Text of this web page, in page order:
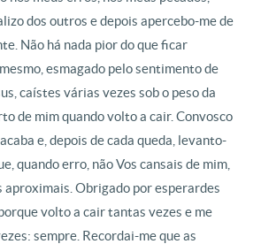
dos outros e depois apercebo-me de
Não há nada pior do que ficar
esmagado pelo sentimento de
caístes várias vezes sob o peso da
de mim quando volto a cair. Convosco
e, depois de cada queda, levanto-
quando erro, não Vos cansais de mim,
aproximais. Obrigado por esperardes
volto a cair tantas vezes e me
sempre. Recordai-me que as